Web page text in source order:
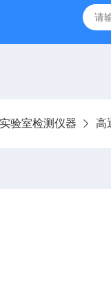
水中油浓度分析仪
实验室检测仪器 高